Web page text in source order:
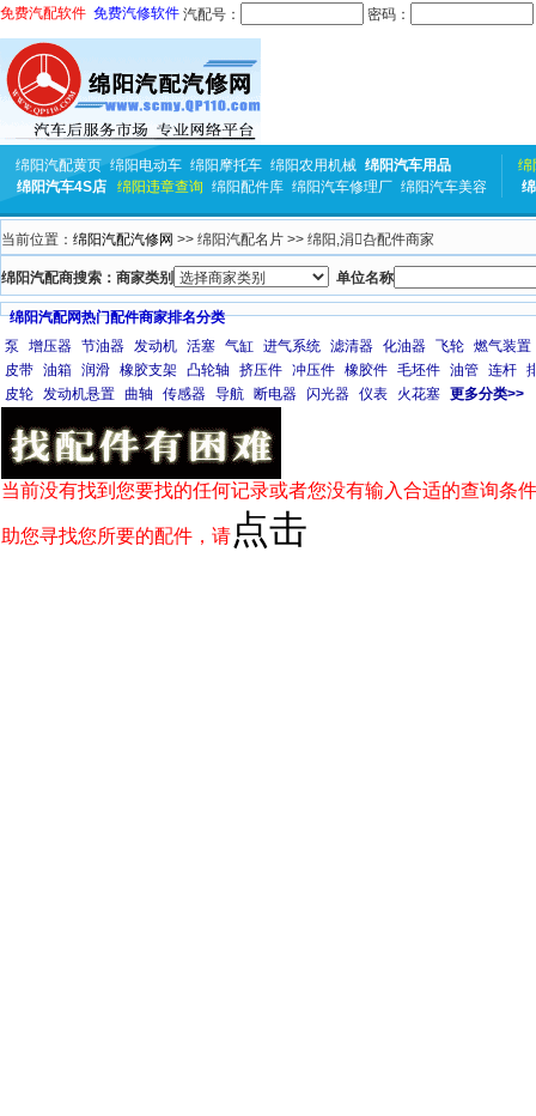
免费汽配软件 免费汽修软件 汽配号： 密码：
绵阳汽配黄页 绵阳电动车 绵阳摩托车 绵阳农用机械 绵阳汽车用品
绵阳汽车4S店
绵阳违章查询 绵阳配件库 绵阳汽车修理厂 绵阳汽车美容
绵
当前位置： 绵阳汽配汽修网 >> 绵阳汽配名片 >> 绵阳,涓叴配件商家
绵阳汽配商搜索：商家类别 单位名称
绵阳汽配网热门配件商家排名分类
泵
增压器 节油器 发动机 活塞 气缸 进气系统 滤清器 化油器 飞轮 燃气装置
皮带 油箱 润滑 橡胶支架 凸轮轴 挤压件 冲压件 橡胶件 毛坯件 油管 连杆
皮轮 发动机悬置 曲轴 传感器 导航 断电器 闪光器 仪表 火花塞 更多分类>>
当前没有找到您要找的任何记录或者您没有输入合适的查询条
助您寻找您所要的配件，请 点击